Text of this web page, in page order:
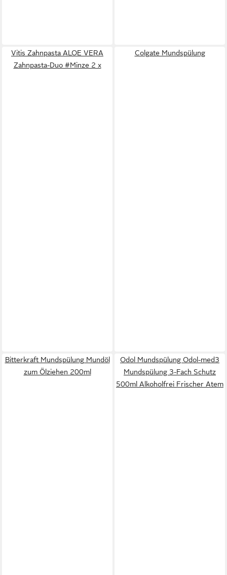
Vitis Zahnpasta ALOE VERA
Zahnpasta-Duo #Minze 2 x
Colgate Mundspülung
Bitterkraft Mundspülung Mundöl
zum Ölziehen 200ml
Odol Mundspülung Odol-med3
Mundspülung 3-Fach Schutz
500ml Alkoholfrei Frischer Atem